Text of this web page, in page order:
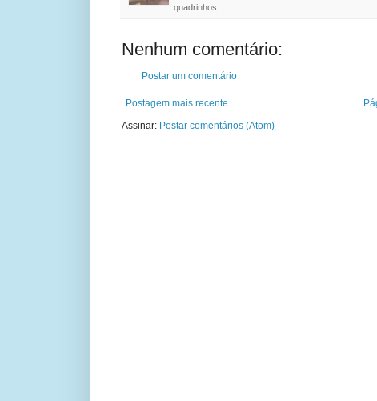
quadrinhos.
Nenhum comentário:
Postar um comentário
Postagem mais recente
Assinar: Postar comentários (Atom)